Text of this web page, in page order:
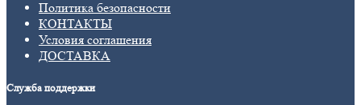
Политика безопасности
КОНТАКТЫ
Условия соглашения
ДОСТАВКА
Служба поддержки